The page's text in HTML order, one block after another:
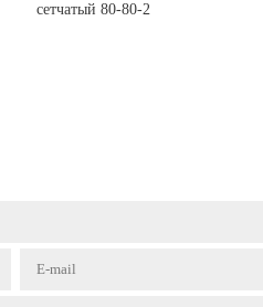
сетчатый 80-80-2